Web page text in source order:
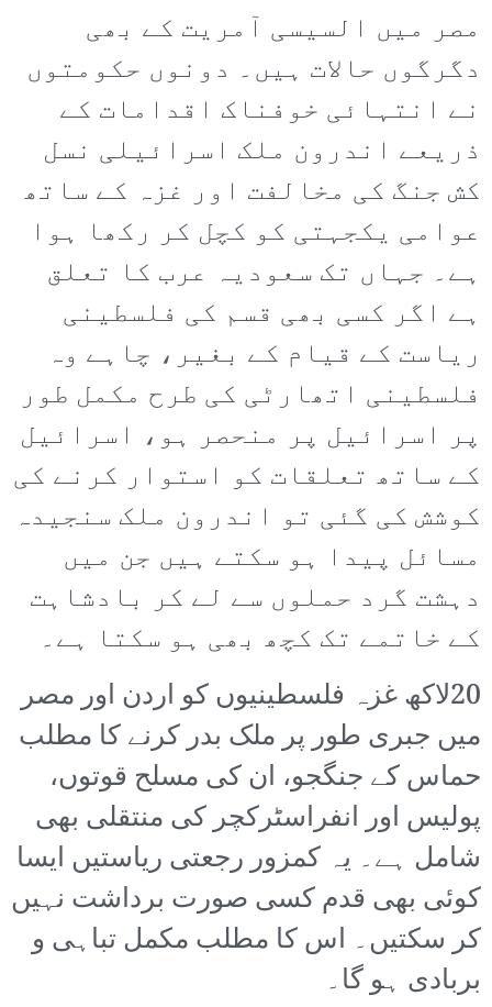
مصر میں السیسی آمریت کے بھی
دگرگوں حالات ہیں۔ دونوں حکومتوں
نے انتہائی خوفناک اقدامات کے
ذریعے اندرون ملک اسرائیلی نسل
کش جنگ کی مخالفت اور غزہ کے ساتھ
عوامی یکجہتی کو کچل کر رکھا ہوا
ہے۔ جہاں تک سعودیہ عرب کا تعلق
ہے اگر کسی بھی قسم کی فلسطینی
ریاست کے قیام کے بغیر، چاہے وہ
فلسطینی اتھارٹی کی طرح مکمل طور
پر اسرائیل پر منحصر ہو، اسرائیل
کے ساتھ تعلقات کو استوار کرنے کی
کوشش کی گئی تو اندرون ملک سنجیدہ
مسائل پیدا ہو سکتے ہیں جن میں
دہشت گرد حملوں سے لے کر بادشاہت
کے خاتمے تک کچھ بھی ہو سکتا ہے۔
20لاکھ غزہ فلسطینیوں کو اردن اور مصر
میں جبری طور پر ملک بدر کرنے کا مطلب
حماس کے جنگجو، ان کی مسلح قوتوں،
پولیس اور انفراسٹرکچر کی منتقلی بھی
شامل ہے۔ یہ کمزور رجعتی ریاستیں ایسا
کوئی بھی قدم کسی صورت برداشت نہیں
کر سکتیں۔ اس کا مطلب مکمل تباہی و
بربادی ہو گا۔